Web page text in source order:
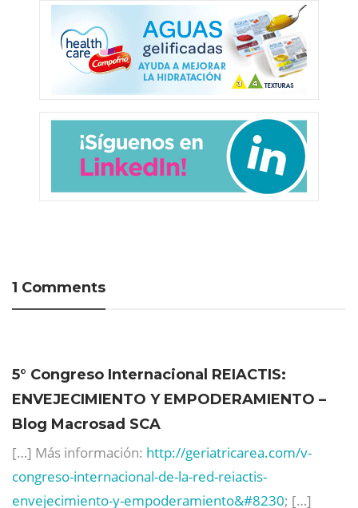
1 Comments
5° Congreso Internacional REIACTIS:
ENVEJECIMIENTO Y EMPODERAMIENTO –
Blog Macrosad SCA
[…] Más información: http://geriatricarea.com/v-
congreso-internacional-de-la-red-reiactis-
envejecimiento-y-empoderamiento&#8230; […]